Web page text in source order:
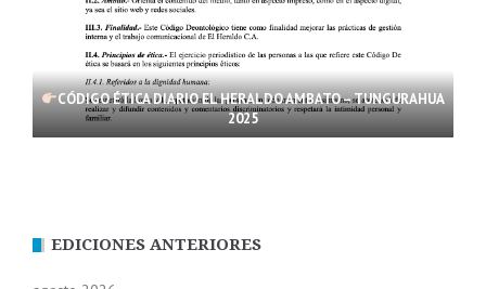
CÓDIGO ÉTICA DIARIO EL HERALDO AMBATO – TUNGURAHUA
2025
EDICIONES ANTERIORES